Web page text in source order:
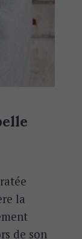
la
de son